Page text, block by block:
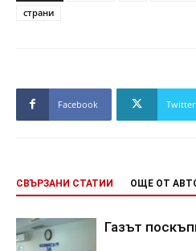
страни
Facebook Twitter
СВЪРЗАНИ СТАТИИ ОЩЕ ОТ
Газът